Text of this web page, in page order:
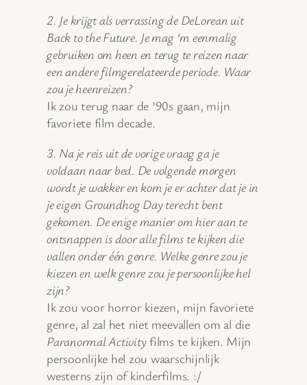
2. Je krijgt als verrassing de DeLorean uit
Back to the Future. Je mag ‘m eenmalig
gebruiken om heen en terug te reizen naar
een andere filmgerelateerde periode. Waar
zou je heenreizen?
Ik zou terug naar de ’90s gaan, mijn
favoriete film decade.
3. Na je reis uit de vorige vraag ga je
voldaan naar bed. De volgende morgen
wordt je wakker en kom je er achter dat je in
je eigen Groundhog Day terecht bent
gekomen. De enige manier om hier aan te
ontsnappen is door alle films te kijken die
vallen onder één genre. Welke genre zou je
kiezen en welk genre zou je persoonlijke hel
zijn?
Ik zou voor horror kiezen, mijn favoriete
genre, al zal het niet meevallen om al die
Paranormal Activityfilms te kijken. Mijn
persoonlijke hel zou waarschijnlijk
westerns zijn of kinderfilms. :/